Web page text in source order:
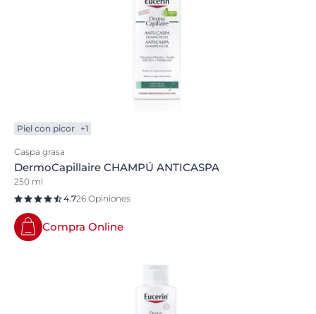
Piel con picor +1
Caspa grasa
DermoCapillaire CHAMPÚ ANTICASPA
250 ml
4.726 Opiniones
Compra Online